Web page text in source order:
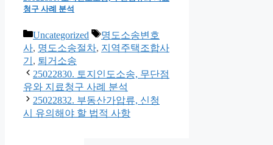
청구 사례 분석
카
테
고
리
Uncategorized
태
그
명도소송변호
사, 명도소송절차, 지역주택조합사
기 , 퇴거소송
25022830. 토지인도소송, 무단점
유와 지료청구 사례 분석
25022832. 부동산가압류, 신청
시 유의해야 할 법적 사항